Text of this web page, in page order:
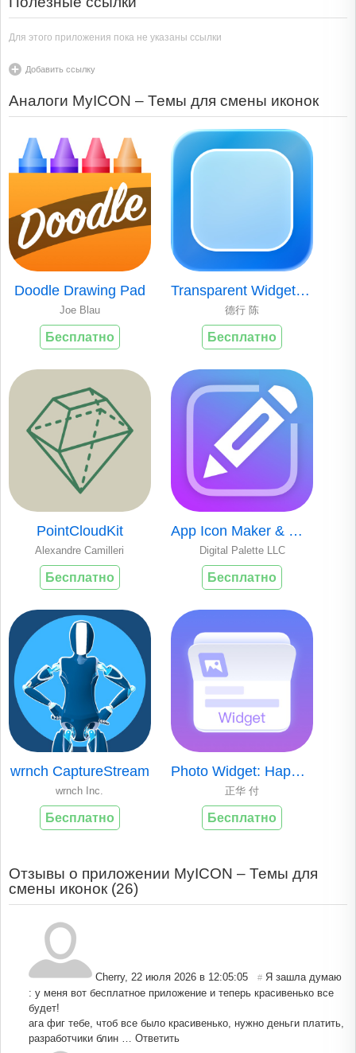
Для этого приложения пока не указаны ссылки
Добавить ссылку
Аналоги MyICON – Темы для смены иконок
Doodle Drawing Pad
Joe Blau
Бесплатно
Transparent Widget - In One
德行 陈
Бесплатно
PointCloudKit
Alexandre Camilleri
Бесплатно
App Icon Maker & Designer
Digital Palette LLC
Бесплатно
wrnch CaptureStream
wrnch Inc.
Бесплатно
Photo Widget: Happy Everyday
正华 付
Бесплатно
Отзывы о приложении MyICON – Темы для
смены иконок (26)
Cherry, 22 июля 2026 в 12:05:05 # Я зашла думаю
: у меня вот бесплатное приложение и теперь красивенько все
будет!
ага фиг тебе, чтоб все было красивенько, нужно деньги платить,
разработчики блин …
Ответить